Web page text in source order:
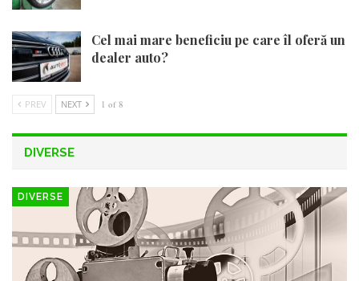
Cel mai mare beneficiu pe care îl oferă un
dealer auto?
PREV NEXT 1 of 8
DIVERSE
DIVERSE